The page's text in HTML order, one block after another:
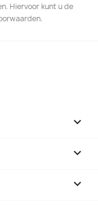
Hiervoor kunt u de


